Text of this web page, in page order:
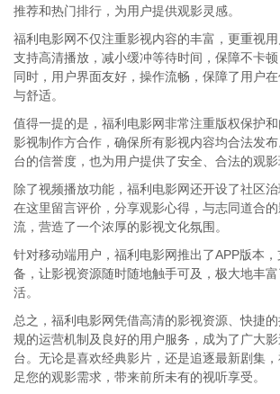
推荐和热门排行，为用户提供观影灵感。
福利电影网不仅注重影视内容的丰富，更重视
支持高清播放，减小缓冲等待时间，保障不卡顿
同时，用户界面友好，操作流畅，保障了用户
与舒适。
值得一提的是，福利电影网非常注重版权保护
影视制作方合作，确保所有影视内容均合法发
台的信誉度，也为用户提供了安全、合法的观影
除了视频播放功能，福利电影网还开设了社区
在这里留言评价，分享观影心得，与志同道合
流，营造了一个浓厚的影视文化氛围。
针对移动端用户，福利电影网推出了APP版本
备，让影视资源随时随地触手可及，极大地丰
活。
总之，福利电影网凭借高清的影视资源、快捷
规的运营机制及良好的用户服务，成为了广大
台。无论是喜欢经典影片，还是追逐最新剧集
足您的观影需求，带来前所未有的视听享受。